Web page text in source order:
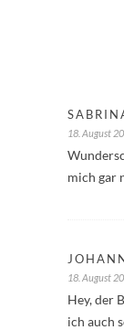
18. August
mich gar
18. August
Hey, der
ich auch